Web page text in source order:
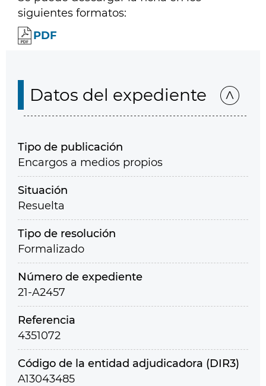
siguientes formatos:
PDF
Datos del expediente
Tipo de publicación
Encargos a medios propios
Situación
Resuelta
Tipo de resolución
Formalizado
Número de expediente
21-A2457
Referencia
4351072
Código de la entidad adjudicadora (DIR3)
A13043485